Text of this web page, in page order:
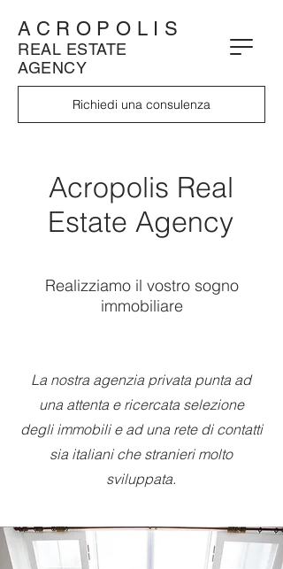
ACROPOLIS
REAL ESTATE
AGENCY
Richiedi una consulenza
Acropolis Real
Estate Agency
Realizziamo il vostro sogno
immobiliare
La nostra agenzia privata punta ad
una attenta e ricercata selezione
degli immobili e ad una rete di contatti
sia italiani che stranieri molto
sviluppata.